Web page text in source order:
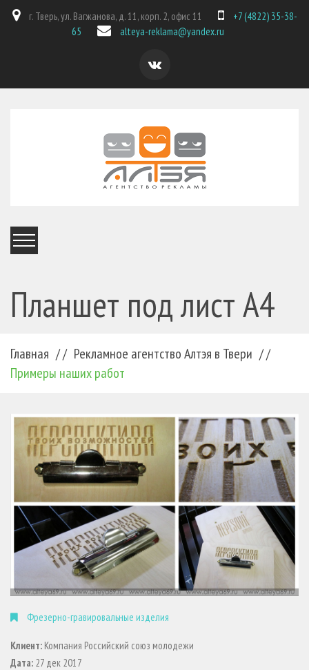
г. Тверь, ул. Вагжанова, д. 11, корп. 2, офис 11
+7 (4822) 35-38-
65
alteya-reklama@yandex.ru
Планшет под лист А4
Главная / / Рекламное агентство Алтэя в Твери / /
Примеры наших работ
Фрезерно-гравировальные изделия
Клиент: Компания Российский союз молодежи
Дата: 27 дек 2017